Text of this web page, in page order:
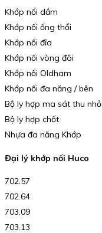
Khớp nối dầm
Khớp nối ống thổi
Khớp nối đĩa
Khớp nối vòng đôi
Khớp nối Oldham
Khớp nối đa năng / bên
Bộ ly hợp ma sát thu nhỏ
Bộ ly hợp chốt
Nhựa đa năng Khớp
Đại lý khớp nối Huco
702.57
702.64
703.09
703.13